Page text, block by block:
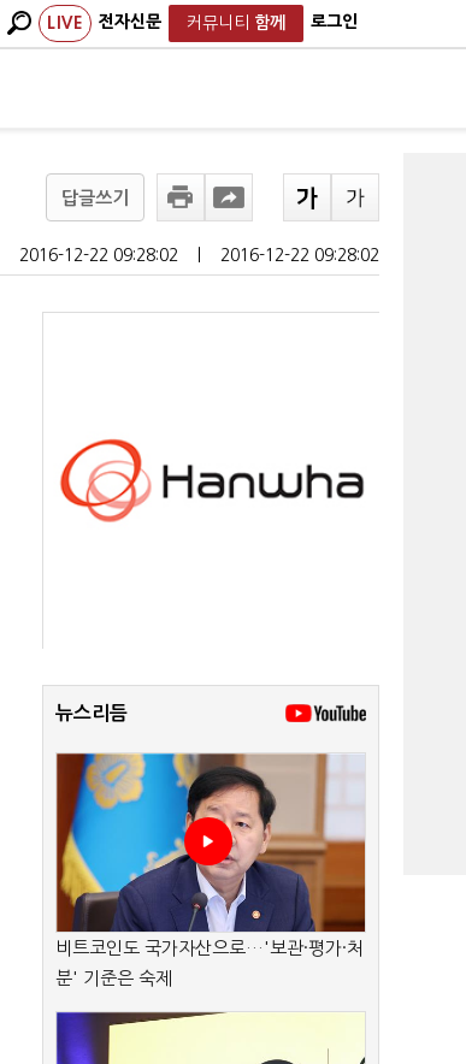
LIVE 전자신문 커뮤니티 함께 로그인
답글쓰기
2016-12-22 09:28:02 2016-12-22 09:28:02
뉴스리듬
비트코인도 국가자산으로…'보관·평가·처
분' 기준은 숙제